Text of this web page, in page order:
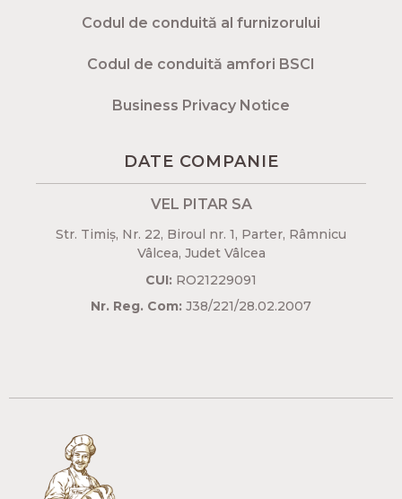
Codul de conduită al furnizorului
Codul de conduită amfori BSCI
Business Privacy Notice
DATE COMPANIE
VEL PITAR SA
Str. Timiș, Nr. 22, Biroul nr. 1, Parter, Râmnicu
Vâlcea, Judet Vâlcea​
CUI: RO21229091
Nr. Reg. Com: J38/221/28.02.2007